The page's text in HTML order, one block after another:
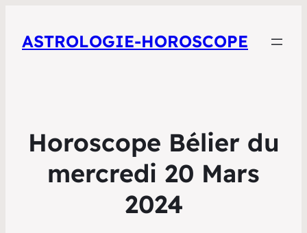
ASTROLOGIE-HOROSCOPE
Horoscope Bélier du
mercredi 20 Mars
2024